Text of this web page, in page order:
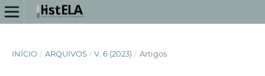
INÍCIO / ARQUIVOS / V. 6 (2023) / Artigos